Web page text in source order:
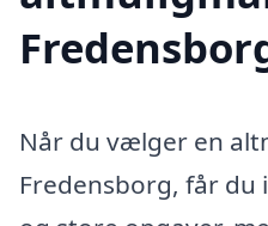
Når du vælger en
Fredensborg, får du